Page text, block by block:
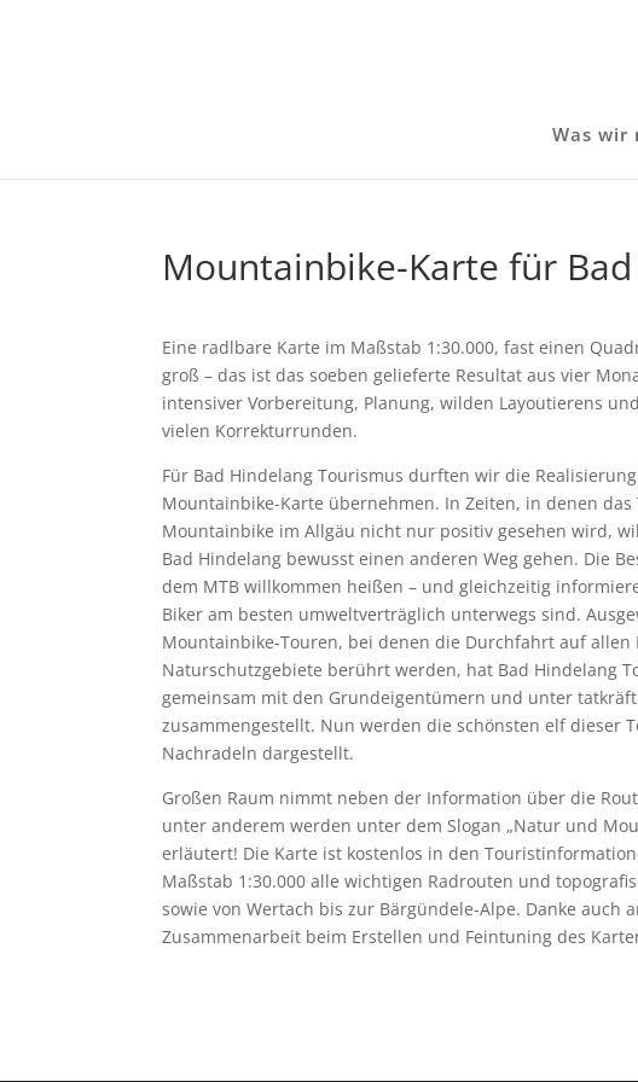
Was wir
Mountainbike-Karte für
Eine radlbare Karte im Maßstab 1:30.000, fast einen
groß – das ist das soeben gelieferte Resultat aus vier
intensiver Vorbereitung, Planung, wilden Layoutierens
vielen Korrekturrunden.
Für Bad Hindelang Tourismus durften wir die
Mountainbike-Karte übernehmen. In Zeiten, in denen das
Mountainbike im Allgäu nicht nur positiv gesehen wird,
Bad Hindelang bewusst einen anderen Weg gehen. Die
dem MTB willkommen heißen – und gleichzeitig
Biker am besten umweltverträglich unterwegs sind.
Mountainbike-Touren, bei denen die Durchfahrt auf
Naturschutzgebiete berührt werden, hat Bad Hindelang
gemeinsam mit den Grundeigentümern und unter
zusammengestellt. Nun werden die schönsten elf dieser
Nachradeln dargestellt.
Großen Raum nimmt neben der Information über die
unter anderem werden unter dem Slogan „Natur und
erläutert! Die Karte ist kostenlos in den
Maßstab 1:30.000 alle wichtigen Radrouten und
sowie von Wertach bis zur Bärgündele-Alpe. Danke
Zusammenarbeit beim Erstellen und Feintuning des